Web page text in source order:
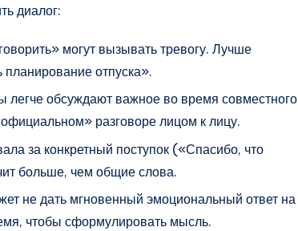
диалог:
могут вызывать тревогу. Лучше
планирование отпуска».
легче обсуждают важное во время совместного
разговоре лицом к лицу.
за конкретный поступок («Спасибо, что
больше, чем общие слова.
не дать мгновенный эмоциональный ответ на
чтобы сформулировать мысль.